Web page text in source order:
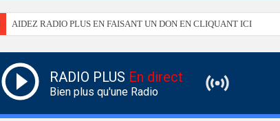
AIDEZ RADIO PLUS EN FAISANT UN DON EN CLIQUANT ICI
RADIO PLUS En direct
Bien plus qu'une Radio